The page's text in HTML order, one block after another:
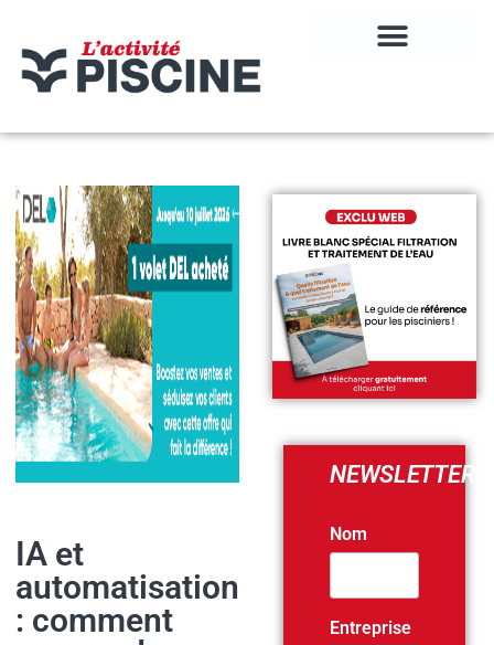
IA et
automatisation
: comment
NEWSLETTER
Nom
Entreprise